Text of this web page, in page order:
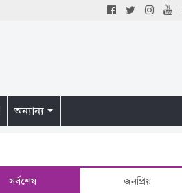
অন্যান্য
সর্বশেষ জনপ্রিয়